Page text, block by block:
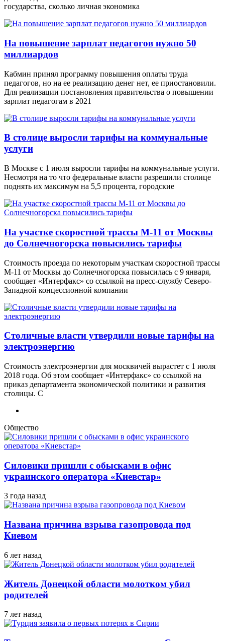
государства, сколько личная экономика
На повышение зарплат педагогов нужно 50
миллиардов
Кабмин принял программу повышения оплаты труда
педагогов, но на ее реализацию денег нет, ее приостановили.
Для реализации постановления правительства о повышении
зарплат педагогам в 2021
В столице выросли тарифы на коммунальные
услуги
В Москве с 1 июля выросли тарифы на коммунальные услуги.
Несмотря на то что федеральные власти разрешили столице
поднять их максимум на 5,5 процента, городские
На участке скоростной трассы М-11 от Москвы
до Солнечногорска повысились тарифы
Стоимость проезда по некоторым участкам скоростной трассы
М-11 от Москвы до Солнечногорска повысилась с 9 января,
сообщает «Интерфакс» со ссылкой на пресс-службу Северо-
Западной концессионной компании
Столичные власти утвердили новые тарифы на
электроэнергию
Стоимость электроэнергии для москвичей вырастет с 1 июля
2018 года. Об этом сообщает «Интерфакс» со ссылкой на
приказ департамента экономической политики и развития
столицы. С
Общество
Силовики пришли с обысками в офис
украинского оператора «Киевстар»
3 года назад
Названа причина взрыва газопровода под
Киевом
6 лет назад
Житель Донецкой области молотком убил
родителей
7 лет назад